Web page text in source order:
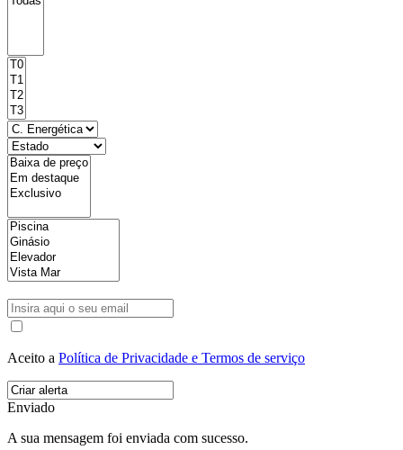
Aceito a Política de Privacidade e Termos de serviço
Enviado
A sua mensagem foi enviada com sucesso.